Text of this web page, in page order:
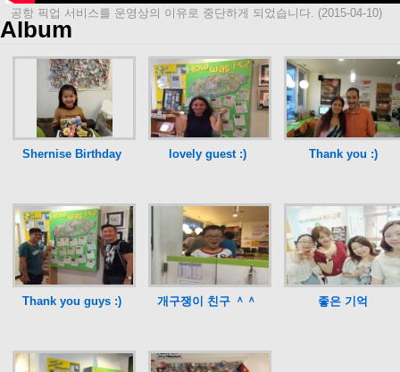
공항 픽업 서비스를 운영상의 이유로 중단하게 되었습니다. (2015-04-10)
Album
Shernise Birthday lovely guest :) Thank you :)
Thank you guys :) 개구쟁이 친구 ＾＾ 좋은 기억